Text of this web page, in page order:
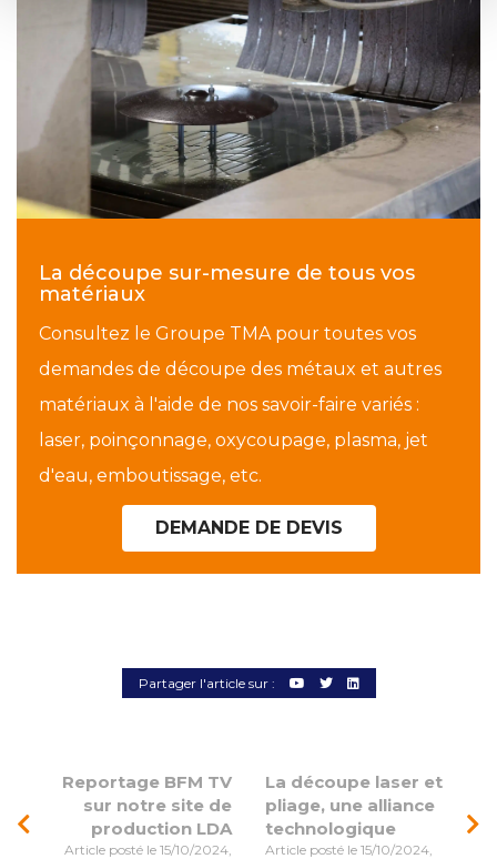
La découpe sur-mesure de tous vos
matériaux
Consultez le Groupe TMA pour toutes vos
demandes de découpe des métaux et autres
matériaux à l'aide de nos savoir-faire variés :
laser, poinçonnage, oxycoupage, plasma, jet
d'eau, emboutissage, etc.
DEMANDE DE DEVIS
Partager l'article sur :
Reportage BFM TV
sur notre site de
production LDA
Article posté le 15/10/2024,
La découpe laser et
pliage, une alliance
technologique
Article posté le 15/10/2024,